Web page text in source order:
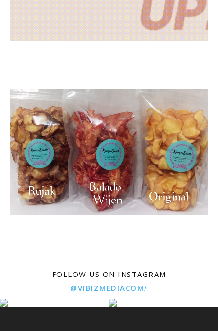
FOLLOW US ON INSTAGRAM
@VIBIZMEDIACOM/